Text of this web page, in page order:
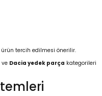
tercih edilmesi önerilir.
ve Dacia yedek parça kategorileri